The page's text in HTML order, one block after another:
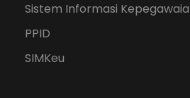
Sistem Informasi
PPID
SIMKeu